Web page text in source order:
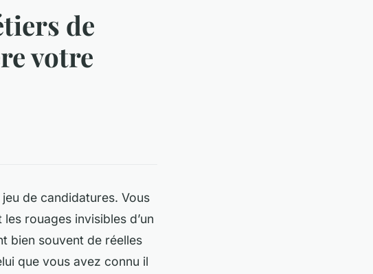
de
votre
de candidatures. Vous
rouages invisibles d’un
bien souvent de réelles
que vous avez connu il